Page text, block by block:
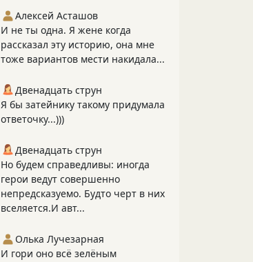
Алексей Асташов
И не ты одна. Я жене когда
рассказал эту историю, она мне
тоже вариантов мести накидала...
Двенадцать струн
Я бы затейнику такому придумала
ответочку...)))
Двенадцать струн
Но будем справедливы: иногда
герои ведут совершенно
непредсказуемо. Будто черт в них
вселяется.И авт...
Олька Лучезарная
И гори оно всё зелёным